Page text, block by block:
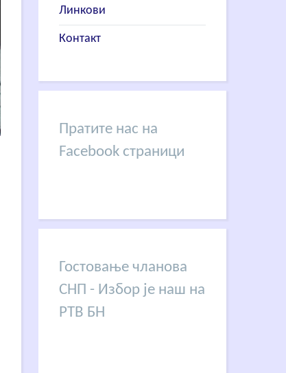
Линкови
Контакт
Пратите нас на
Facebook страници
Гостовање чланова
СНП - Избор је наш на
РТВ БН